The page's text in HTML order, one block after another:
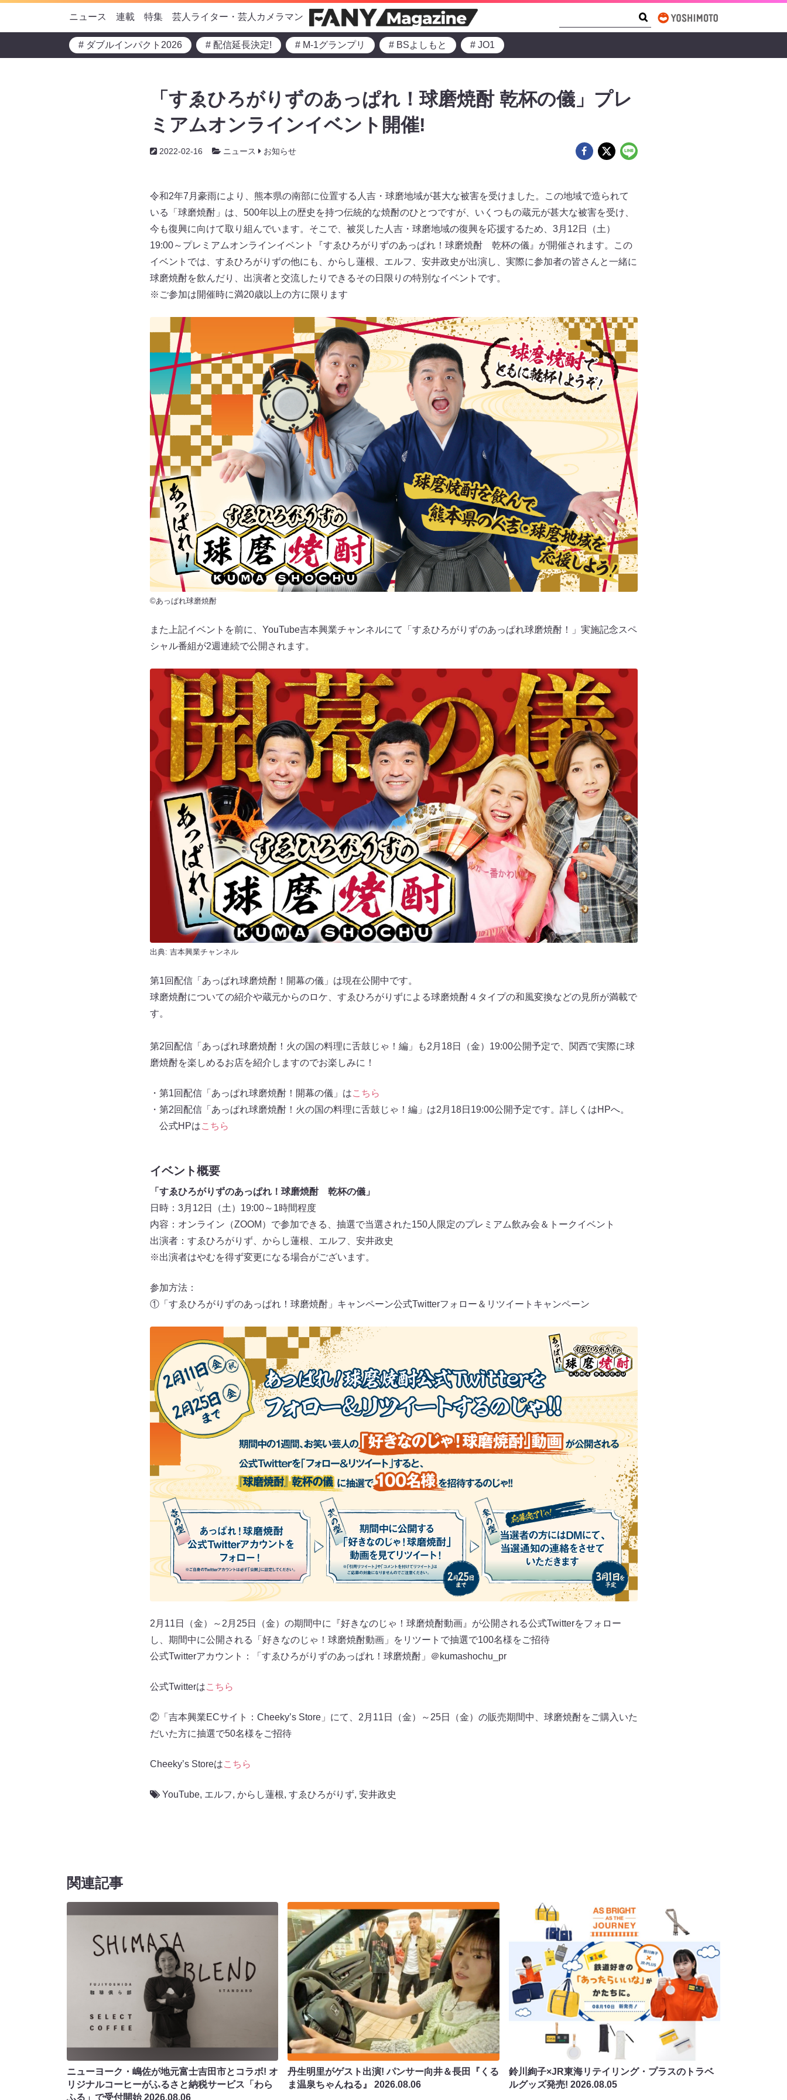
ニュース 連載 特集 芸人ライター・芸人カメラマン
# ダブルインパクト2026 # 配信延長決定! # M-1グランプリ # BSよしもと # JO1
「すゑひろがりずのあっぱれ！球磨焼酎 乾杯の儀」プレ
ミアムオンラインイベント開催!
2022-02-16 ニュース お知らせ
令和2年7月豪雨により、熊本県の南部に位置する人吉・球磨地域が甚大な被害を受けました。この地域で造られて
いる「球磨焼酎」は、500年以上の歴史を持つ伝統的な焼酎のひとつですが、いくつもの蔵元が甚大な被害を受け、
今も復興に向けて取り組んでいます。そこで、被災した人吉・球磨地域の復興を応援するため、3月12日（土）
19:00～プレミアムオンラインイベント『すゑひろがりずのあっぱれ！球磨焼酎 乾杯の儀』が開催されます。この
イベントでは、すゑひろがりずの他にも、からし蓮根、エルフ、安井政史が出演し、実際に参加者の皆さんと一緒に
球磨焼酎を飲んだり、出演者と交流したりできるその日限りの特別なイベントです。
※ご参加は開催時に満20歳以上の方に限ります
©あっぱれ球磨焼酎
また上記イベントを前に、YouTube吉本興業チャンネルにて「すゑひろがりずのあっぱれ球磨焼酎！」実施記念スペ
シャル番組が2週連続で公開されます。
出典: 吉本興業チャンネル
第1回配信「あっぱれ球磨焼酎！開幕の儀」は現在公開中です。
球磨焼酎についての紹介や蔵元からのロケ、すゑひろがりずによる球磨焼酎４タイプの和風変換などの見所が満載で
す。
第2回配信「あっぱれ球磨焼酎！火の国の料理に舌鼓じゃ！編」も2月18日（金）19:00公開予定で、関西で実際に球
磨焼酎を楽しめるお店を紹介しますのでお楽しみに！
・第1回配信「あっぱれ球磨焼酎！開幕の儀」はこちら
・第2回配信「あっぱれ球磨焼酎！火の国の料理に舌鼓じゃ！編」は2月18日19:00公開予定です。詳しくはHPへ。
公式HPはこちら
イベント概要
「すゑひろがりずのあっぱれ！球磨焼酎 乾杯の儀」
日時：3月12日（土）19:00～1時間程度
内容：オンライン（ZOOM）で参加できる、抽選で当選された150人限定のプレミアム飲み会＆トークイベント
出演者：すゑひろがりず、からし蓮根、エルフ、安井政史
※出演者はやむを得ず変更になる場合がございます。
参加方法：
①「すゑひろがりずのあっぱれ！球磨焼酎」キャンペーン公式Twitterフォロー＆リツイートキャンペーン
2月11日（金）～2月25日（金）の期間中に『好きなのじゃ！球磨焼酎動画』が公開される公式Twitterをフォロー
し、期間中に公開される「好きなのじゃ！球磨焼酎動画」をリツートで抽選で100名様をご招待
公式Twitterアカウント：「すゑひろがりずのあっぱれ！球磨焼酎」＠kumashochu_pr
公式Twitterはこちら
②「吉本興業ECサイト：Cheeky’s Store」にて、2月11日（金）～25日（金）の販売期間中、球磨焼酎をご購入いた
だいた方に抽選で50名様をご招待
Cheeky’s Storeはこちら
YouTube, エルフ, からし蓮根, すゑひろがりず, 安井政史
関連記事
ニューヨーク・嶋佐が地元富士吉田市とコラボ! オ
リジナルコーヒーがふるさと納税サービス「わら
ふる」で受付開始2026.08.06
丹生明里がゲスト出演! パンサー向井＆長田『くる
ま温泉ちゃんねる』2026.08.06
鈴川絢子×JR東海リテイリング・プラスのトラベ
ルグッズ発売! 2026.08.05